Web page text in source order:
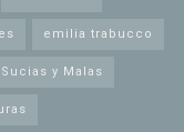
emilia trabucco
y Malas